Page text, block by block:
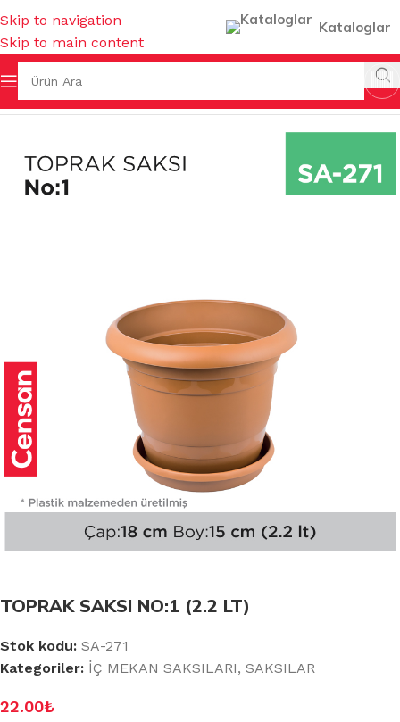
Skip to navigation
Skip to main content
Kataloglar
Ana Sayfa
TOPRAK SAKSI NO:1 (2.2 LT)
Stok kodu: SA-271
Kategoriler: İÇ MEKAN SAKSILARI, SAKSILAR
22.00₺